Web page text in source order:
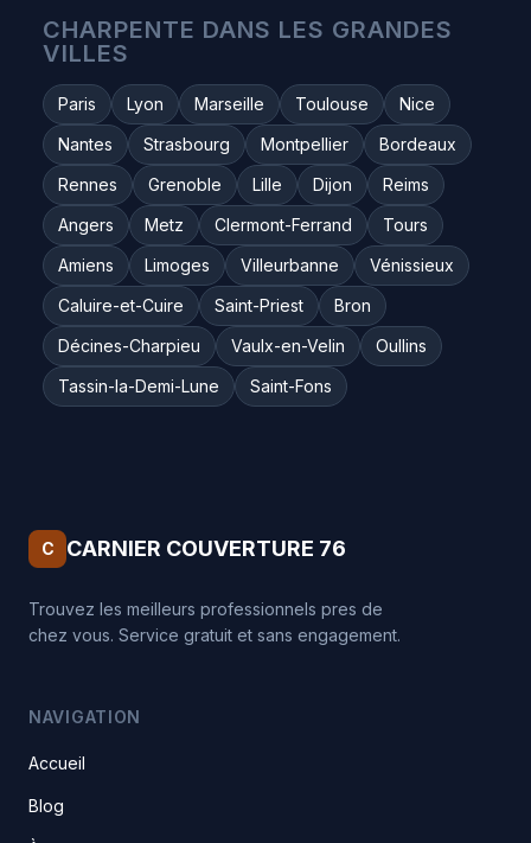
CHARPENTE DANS LES GRANDES
VILLES
Paris Lyon Marseille Toulouse
Nice
Nantes
Strasbourg Montpellier
Bordeaux
Rennes
Grenoble Lille Dijon
Reims
Angers
Metz Clermont-Ferrand
Tours
Amiens
Limoges Villeurbanne
Vénissieux
Caluire-et-Cuire
Saint-Priest
Bron
Décines-Charpieu
Vaulx-en-Velin
Oullins
Tassin-la-Demi-Lune
Saint-Fons
C CARNIER COUVERTURE 76
Trouvez les meilleurs professionnels pres de
chez vous. Service gratuit et sans engagement.
NAVIGATION
Accueil
Blog